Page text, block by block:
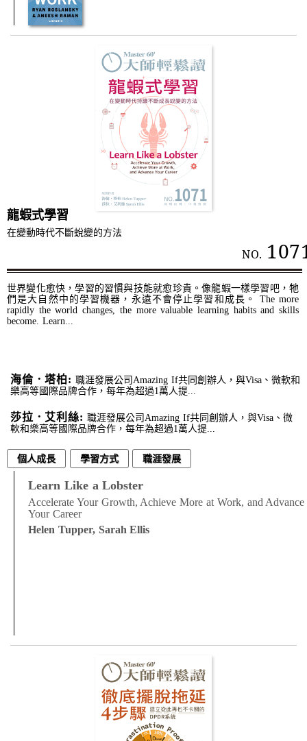
龍蝦式學習
在變動時代不斷蛻變的方法
NO.
世界變化愈快，學習的習慣與技能就愈珍貴。像龍蝦一樣學習吧，牠
們是大自然中的學習機器，永遠不會停止學習和成長。 The more
rapidly the world changes, the more valuable learning habits and skills
become. Learn...
海倫．塔柏: 職涯發展公司Amazing If共同創辦人，與Visa、微軟和
樂高等國際品牌合作，每年為超過1萬人提...
莎拉．艾利絲: 職涯發展公司Amazing If共同創辦人，與Visa、微
軟和樂高等國際品牌合作，每年為超過1萬人提...
個人成長 學習方式 職涯發展
Learn Like a Lobster
Accelerate Your Growth, Achieve More at Work, and Advance
Your Career
Helen Tupper, Sarah Ellis